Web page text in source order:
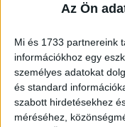
Az Ön
Mi és 1733 partnereink
információkhoz egy
személyes adatokat
és standard
szabott hirdetésekhez
méréséhez,
A helyhez között
adatmennyisége
mobilinterneté 34
helyhez kötött
teljes mobilinternet-
gyorsabban bővül,
belül.